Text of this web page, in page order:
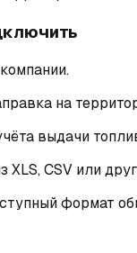
на
выдачи
XLS, CSV или
формат